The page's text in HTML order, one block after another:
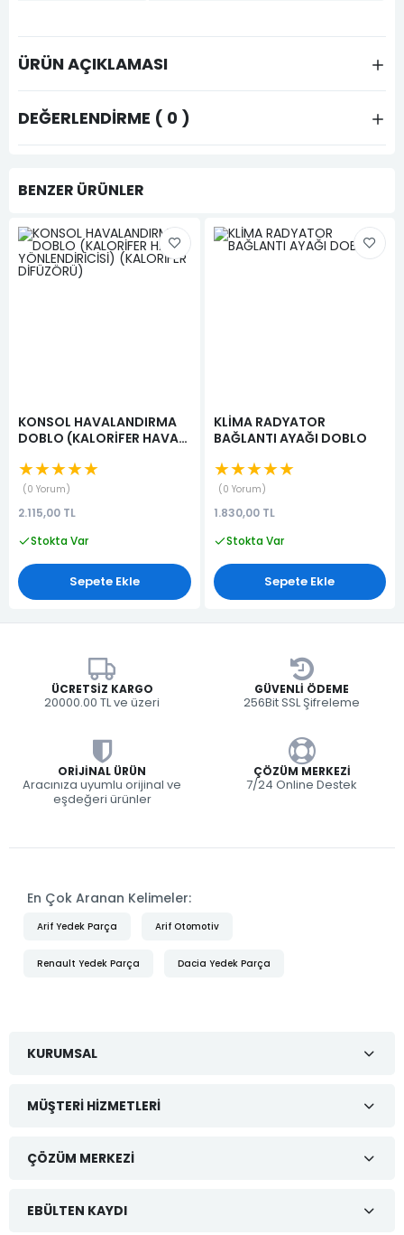
ÜRÜN AÇIKLAMASI
DEĞERLENDIRME ( 0 )
BENZER ÜRÜNLER
KONSOL HAVALANDIRMA
DOBLO (KALORİFER HAVA
(KALORİFER DİFÜZÖRÜ)
★★★★★
0 Yorum
2.115,00 TL
Stokta Var
Sepete Ekle
KLİMA RADYATOR
BAĞLANTI AYAĞI DOBLO
★★★★★
0 Yorum
1.830,00 TL
Stokta Var
Sepete Ekle
ÜCRETSIZ KARGO
20000.00 TL ve üzeri
GÜVENLI ÖDEME
256Bit SSL Şifreleme
ORIJINAL ÜRÜN
Aracınıza uyumlu orijinal ve
eşdeğeri ürünler
ÇÖZÜM MERKEZI
7/24 Online Destek
En Çok Aranan Kelimeler:
Arif Yedek Parça Arif Otomotiv
Renault Yedek Parça Dacia Yedek Parça
KURUMSAL
MÜŞTERI HIZMETLERI
ÇÖZÜM MERKEZI
EBÜLTEN KAYDI